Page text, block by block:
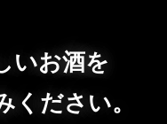
いお酒を
ください。